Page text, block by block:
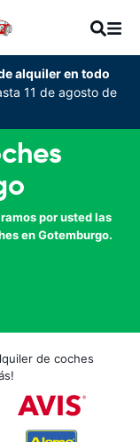
alquiler en todo
11 de agosto de
por usted las
en Gotemburgo.
de coches